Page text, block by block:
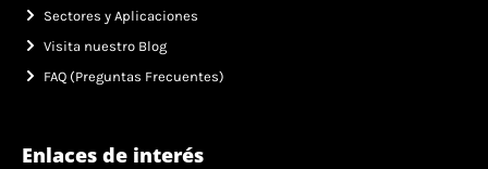
Sectores y Aplicaciones
Visita nuestro Blog
FAQ (Preguntas Frecuentes)
Enlaces de interés